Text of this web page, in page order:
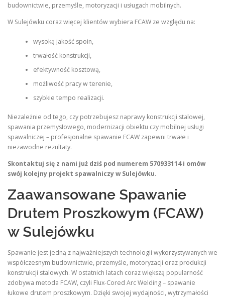
budownictwie, przemyśle, motoryzacji i usługach mobilnych.
W Sulejówku coraz więcej klientów wybiera FCAW ze względu na:
wysoką jakość spoin,
trwałość konstrukcji,
efektywność kosztową,
możliwość pracy w terenie,
szybkie tempo realizacji.
Niezależnie od tego, czy potrzebujesz naprawy konstrukcji stalowej,
spawania przemysłowego, modernizacji obiektu czy mobilnej usługi
spawalniczej – profesjonalne spawanie FCAW zapewni trwałe i
niezawodne rezultaty.
Skontaktuj się z nami już dziś pod numerem 570933114 i omów
swój kolejny projekt spawalniczy w Sulejówku.
Zaawansowane Spawanie
Drutem Proszkowym (FCAW)
w Sulejówku
Spawanie jest jedną z najważniejszych technologii wykorzystywanych we
współczesnym budownictwie, przemyśle, motoryzacji oraz produkcji
konstrukcji stalowych. W ostatnich latach coraz większą popularność
zdobywa metoda FCAW, czyli Flux-Cored Arc Welding – spawanie
łukowe drutem proszkowym. Dzięki swojej wydajności, wytrzymałości